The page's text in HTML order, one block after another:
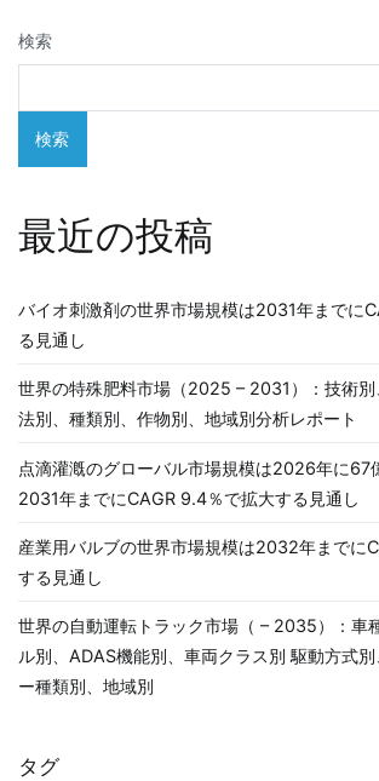
ー
シ
ョ
ン
検索
検索
最近の投稿
バイオ刺激剤の世界市場規模は2031年までに
る見通し
世界の特殊肥料市場（2025 – 2031）：技術
法別、種類別、作物別、地域別分析レポート
点滴灌漑のグローバル市場規模は2026年に67
2031年までにCAGR 9.4％で拡大する見通し
産業用バルブの世界市場規模は2032年までに
する見通し
世界の自動運転トラック市場（ – 2035）：車
ル別、ADAS機能別、車両クラス別 駆動方式
ー種類別、地域別
タグ